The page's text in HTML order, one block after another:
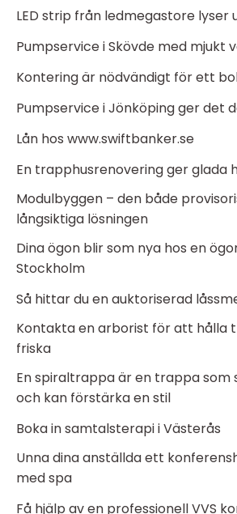
LED strip från ledmegastore lyser
Pumpservice i Skövde med mjukt
Kontering är nödvändigt för ett
Pumpservice i Jönköping ger det
Lån hos www.swiftbanker.se
En trapphusrenovering ger glada
Modulbyggen – den både
långsiktiga lösningen
Dina ögon blir som nya hos en
Stockholm
Så hittar du en auktoriserad
Kontakta en arborist för att hålla
friska
En spiraltrappa är en trappa
och kan förstärka en stil
Boka in samtalsterapi i Västerås
Unna dina anställda ett
med spa
Få hjälp av en professionell VVS